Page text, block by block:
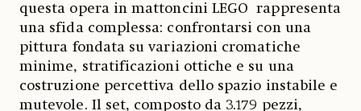
questa opera in mattoncini LEGO rappresenta
una sfida complessa: confrontarsi con una
pittura fondata su variazioni cromatiche
minime, stratificazioni ottiche e su una
costruzione percettiva dello spazio instabile e
mutevole. Il set, composto da 3.179 pezzi,